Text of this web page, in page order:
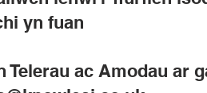
yn fuan
Telerau ac Amodau ar